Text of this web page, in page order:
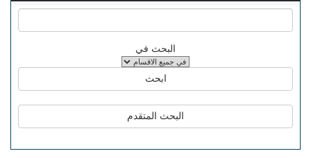
البحث في